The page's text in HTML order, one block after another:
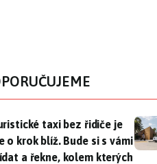
taxi bez řidiče je zase
taxi bez řidiče je
o krok blíž. Bude si s vámi
a řekne, kolem kterých